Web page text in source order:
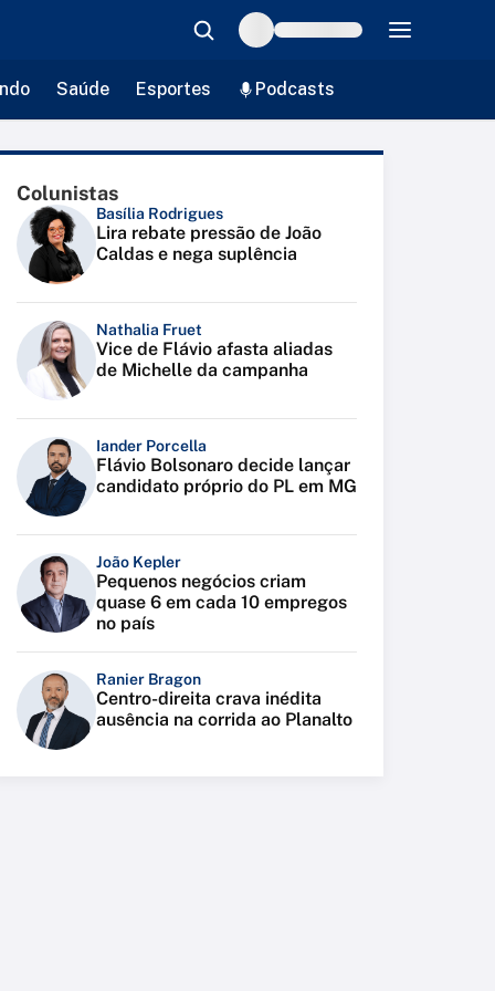
Saúde Esportes Podcasts
Colunistas
Basília Rodrigues
Lira rebate pressão de João
Caldas e nega suplência
Nathalia Fruet
Vice de Flávio afasta aliadas
de Michelle da campanha
Iander Porcella
Flávio Bolsonaro decide lançar
candidato próprio do PL em MG
João Kepler
Pequenos negócios criam
quase 6 em cada 10 empregos
no país
Ranier Bragon
Centro-direita crava inédita
ausência na corrida ao Planalto